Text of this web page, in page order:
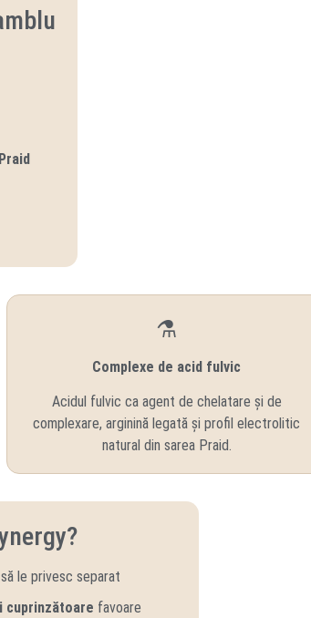
⚗️
Complexe de acid fulvic
Acidul fulvic ca agent de chelatare și de
complexare, arginină legată și profil electrolitic
natural din sarea Praid.
le privesc separat
cuprinzătoare favoare